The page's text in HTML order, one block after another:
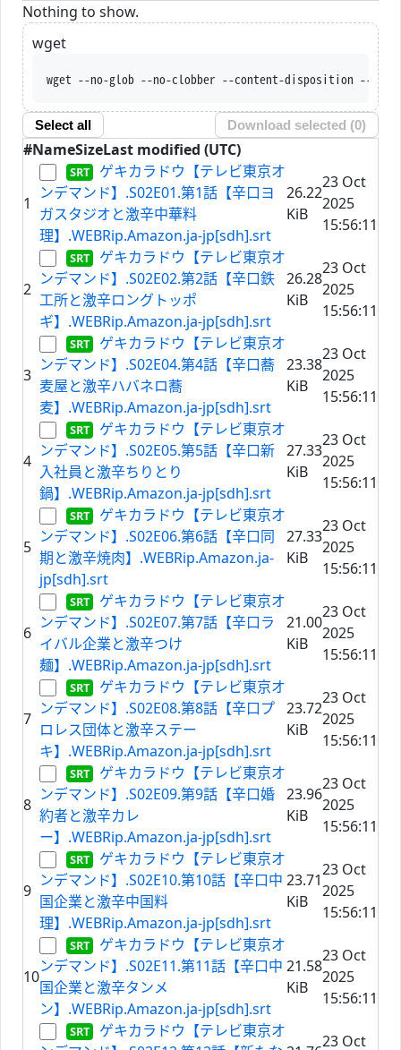
Nothing to show.
wget
wget --no-glob --no-clobber --
Select all Download selected (0)
#NameSizeLast modified (UTC)
1
ゲキカラドウ【テレビ東京オ
ンデマンド】.S02E01.第1話【辛口ヨ
ガスタジオと激辛中華料
理】.WEBRip.Amazon.ja-jp[sdh].srt
26.22
KiB
23 Oct
2025
15:56:11
2
ゲキカラドウ【テレビ東京オ
ンデマンド】.S02E02.第2話【辛口鉄
工所と激辛ロングトッポ
ギ】.WEBRip.Amazon.ja-jp[sdh].srt
26.28
KiB
23 Oct
2025
15:56:11
3
ゲキカラドウ【テレビ東京オ
ンデマンド】.S02E04.第4話【辛口蕎
麦屋と激辛ハバネロ蕎
麦】.WEBRip.Amazon.ja-jp[sdh].srt
23.38
KiB
23 Oct
2025
15:56:11
4
ゲキカラドウ【テレビ東京オ
ンデマンド】.S02E05.第5話【辛口新
入社員と激辛ちりとり
鍋】.WEBRip.Amazon.ja-jp[sdh].srt
27.33
KiB
23 Oct
2025
15:56:11
5
ゲキカラドウ【テレビ東京オ
ンデマンド】.S02E06.第6話【辛口同
期と激辛焼肉】.WEBRip.Amazon.ja-
jp[sdh].srt
27.33
KiB
23 Oct
2025
15:56:11
6
ゲキカラドウ【テレビ東京オ
ンデマンド】.S02E07.第7話【辛口ラ
イバル企業と激辛つけ
麺】.WEBRip.Amazon.ja-jp[sdh].srt
21.00
KiB
23 Oct
2025
15:56:11
7
ゲキカラドウ【テレビ東京オ
ンデマンド】.S02E08.第8話【辛口プ
ロレス団体と激辛ステー
キ】.WEBRip.Amazon.ja-jp[sdh].srt
23.72
KiB
23 Oct
2025
15:56:11
8
ゲキカラドウ【テレビ東京オ
ンデマンド】.S02E09.第9話【辛口婚
約者と激辛カレ
ー】.WEBRip.Amazon.ja-jp[sdh].srt
23.96
KiB
23 Oct
2025
15:56:11
9
ゲキカラドウ【テレビ東京オ
ンデマンド】.S02E10.第10話【辛口中
国企業と激辛中国料
理】.WEBRip.Amazon.ja-jp[sdh].srt
23.71
KiB
23 Oct
2025
15:56:11
10
ゲキカラドウ【テレビ東京オ
ンデマンド】.S02E11.第11話【辛口中
国企業と激辛タンメ
ン】.WEBRip.Amazon.ja-jp[sdh].srt
21.58
KiB
23 Oct
2025
15:56:11
ゲキカラドウ【テレビ東京オ
23 Oct